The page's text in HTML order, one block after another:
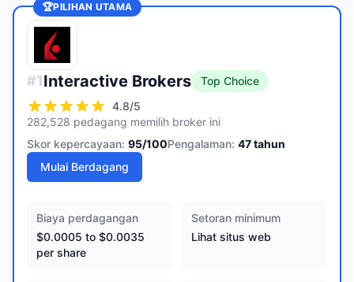
🏆PILIHAN UTAMA
#1Interactive Brokers
Top Choice
4.8/5
282,528 pedagang memilih broker ini
Skor kepercayaan: 95/100Pengalaman: 47tahun
Mulai Berdagang
Biaya perdagangan
$0.0005 to $0.0035
per share
Setoran minimum
Lihat situs web